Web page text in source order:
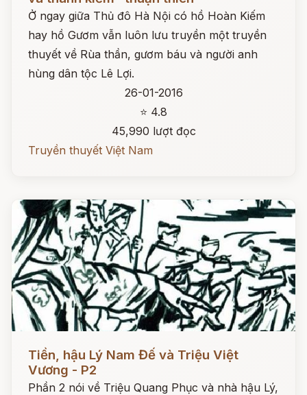
Ở ngay giữa Thủ đô Hà Nội có hồ Hoàn Kiếm
hay hồ Gươm vẫn luôn lưu truyền một truyền
thuyết về Rùa thần, gươm báu và người anh
hùng dân tộc Lê Lợi.
26-01-2016
⭐ 4.8
45,990 lượt đọc
Truyền thuyết Việt Nam
Đọc ngay
Tiền, hậu Lý Nam Đế và Triệu Việt
Vương - P2
Phần 2 nói về Triệu Quang Phục và nhà hậu Lý,